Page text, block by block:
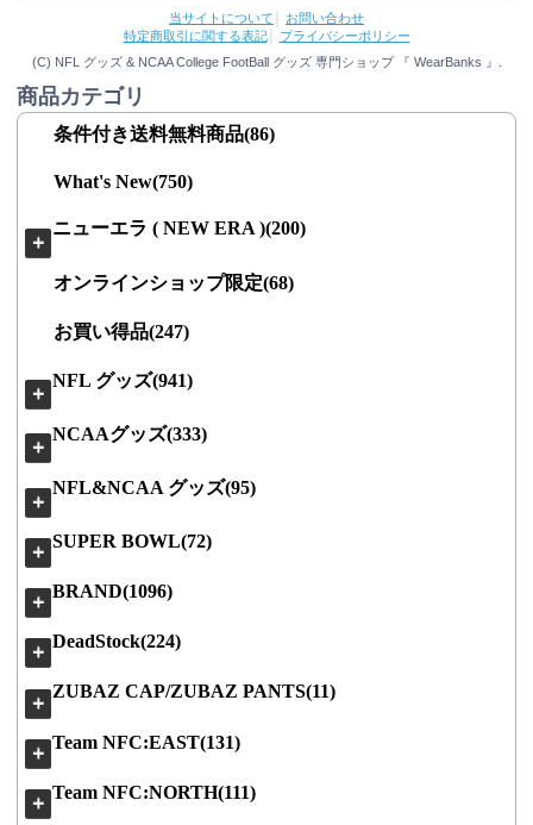
当サイトについて
お問い合わせ
特定商取引に関する表記│
プライバシーポリシー
(C) NFL グッズ & NCAA College FootBall グッズ 専門ショップ 『 WearBanks 』.
商品カテゴリ
条件付き送料無料商品(86)
What's New(750)
＋
ニューエラ ( NEW ERA )(200)
オンラインショップ限定(68)
お買い得品(247)
＋
NFL グッズ(941)
＋
NCAAグッズ(333)
＋
NFL&NCAA グッズ(95)
＋
SUPER BOWL(72)
＋
BRAND(1096)
＋
DeadStock(224)
＋
ZUBAZ CAP/ZUBAZ PANTS(11)
＋
Team NFC:EAST(131)
＋
Team NFC:NORTH(111)